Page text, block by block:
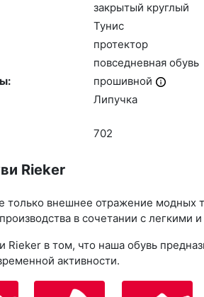
зак­ры­тый круг­лый
Ту­нис
про­тек­тор
пов­седнев­ная обувь
про­шив­ной
Ли­пуч­ка
702
Rieker
только внешнее отражение
в сочетании с
Rieker в том, что наша обувь
активности.